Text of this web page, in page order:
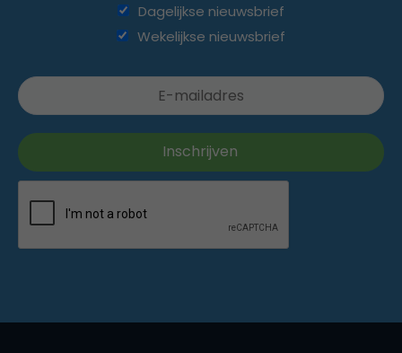
Dagelijkse nieuwsbrief
Wekelijkse nieuwsbrief